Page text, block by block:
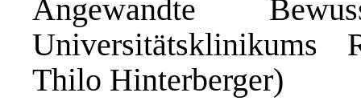
Angewandte
Universitätsklinikums
Thilo Hinterberger)